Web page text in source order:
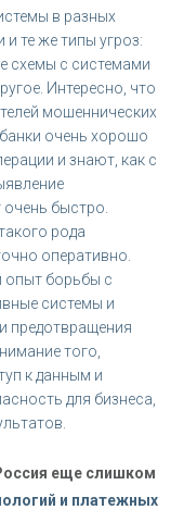
в разных
те же типы угроз:
схемы с системами
Интересно, что
мошеннических
очень хорошо
и знают, как с
быстро.
рода
оперативно.
опыт борьбы с
системы и
предотвращения
того,
к данным и
для бизнеса,
еще слишком
и платежных